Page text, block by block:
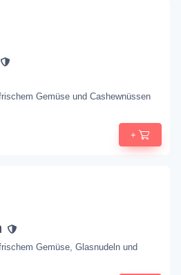
Gemüse und Cashewnüssen
+
Gemüse, Glasnudeln und